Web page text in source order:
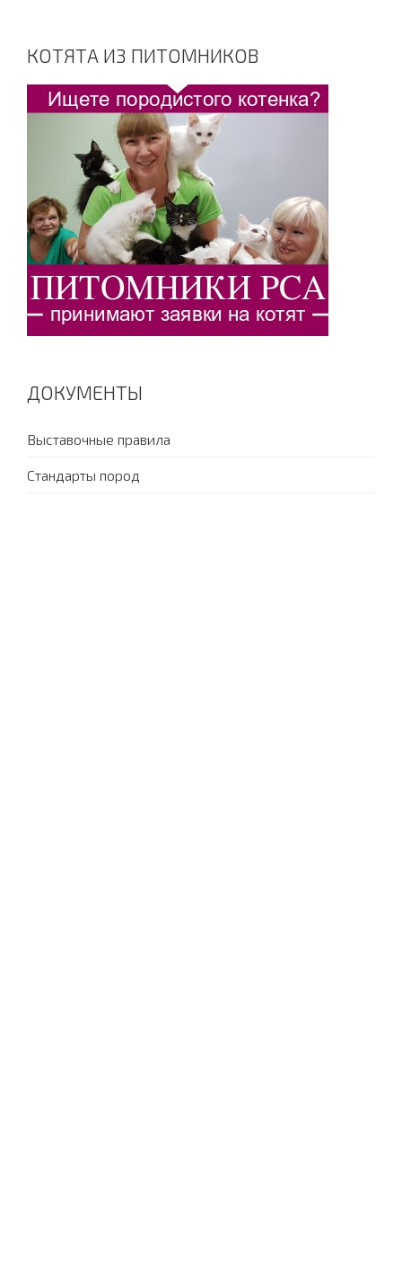
КОТЯТА ИЗ ПИТОМНИКОВ
ДОКУМЕНТЫ
Выставочные правила
Стандарты пород